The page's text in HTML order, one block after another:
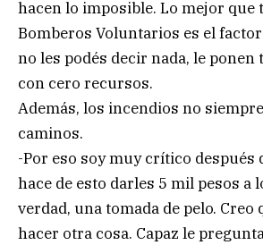
hacen lo imposible. Lo mejor que
Bomberos Voluntarios es el
no les podés decir nada, le ponen
con cero recursos.
Además, los incendios no
caminos.
-Por eso soy muy crítico después
hace de esto darles 5 mil pesos a
verdad, una tomada de pelo. Creo
hacer otra cosa. Capaz le